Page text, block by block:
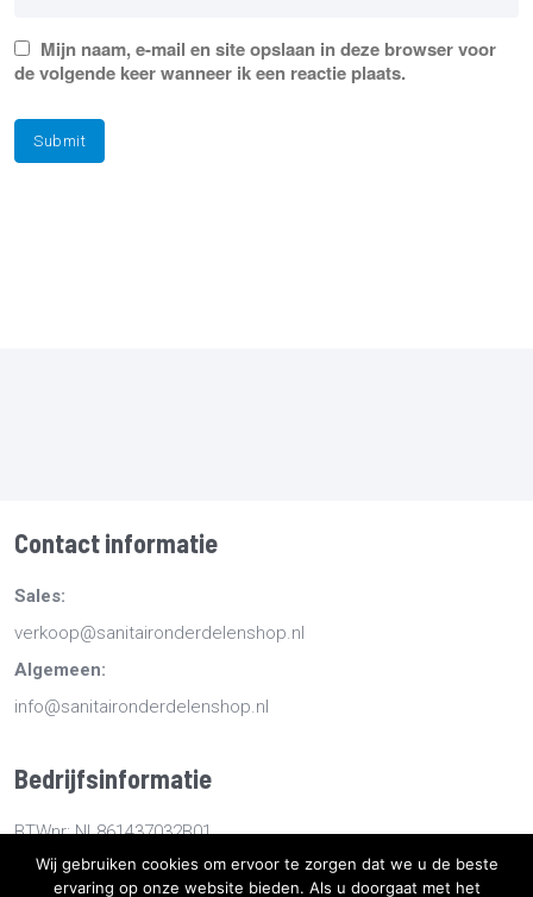
Mijn naam, e-mail en site opslaan in deze browser voor
de volgende keer wanneer ik een reactie plaats.
Contact informatie
Sales:
verkoop@sanitaironderdelenshop.nl
Algemeen:
info@sanitaironderdelenshop.nl
Bedrijfsinformatie
BTWnr: NL861437032B01
KvKnr: 78527112
Wij gebruiken cookies om ervoor te zorgen dat we u de beste
ervaring op onze website bieden. Als u doorgaat met het